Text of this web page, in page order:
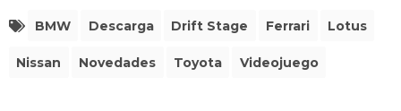
BMW Descarga Drift Stage Ferrari Lotus
Nissan Novedades Toyota Videojuego